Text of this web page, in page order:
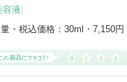
化粧水（2） 美容液（2）
)（2）
（1）
洗顔フォーム（1）
容液]
・税込価格： 30ml・7,150円